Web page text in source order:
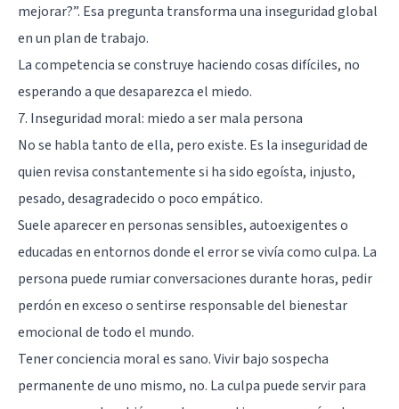
mejorar?”. Esa pregunta transforma una inseguridad global
en un plan de trabajo.
La competencia se construye haciendo cosas difíciles, no
esperando a que desaparezca el miedo.
7. Inseguridad moral: miedo a ser mala persona
No se habla tanto de ella, pero existe. Es la inseguridad de
quien revisa constantemente si ha sido egoísta, injusto,
pesado, desagradecido o poco empático.
Suele aparecer en personas sensibles, autoexigentes o
educadas en entornos donde el error se vivía como culpa. La
persona puede rumiar conversaciones durante horas, pedir
perdón en exceso o sentirse responsable del bienestar
emocional de todo el mundo.
Tener conciencia moral es sano. Vivir bajo sospecha
permanente de uno mismo, no. La culpa puede servir para